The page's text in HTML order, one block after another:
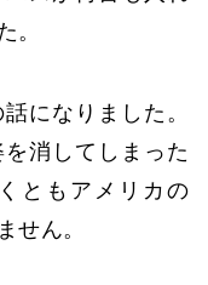
。
になりました。
消してしまった
ともアメリカの
せん。